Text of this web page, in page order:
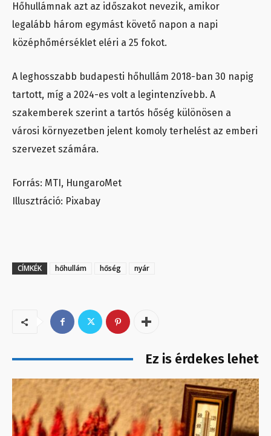
Hőhullámnak azt az időszakot nevezik, amikor
legalább három egymást követő napon a napi
középhőmérséklet eléri a 25 fokot.
A leghosszabb budapesti hőhullám 2018-ban 30 napig
tartott, míg a 2024-es volt a legintenzívebb. A
szakemberek szerint a tartós hőség különösen a
városi környezetben jelent komoly terhelést az emberi
szervezet számára.
Forrás: MTI, HungaroMet
Illusztráció: Pixabay
CÍMKÉK hőhullám hőség nyár
Ez is érdekes lehet